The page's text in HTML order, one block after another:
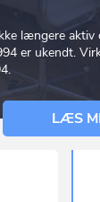
længere aktiv
er ukendt.
LÆS